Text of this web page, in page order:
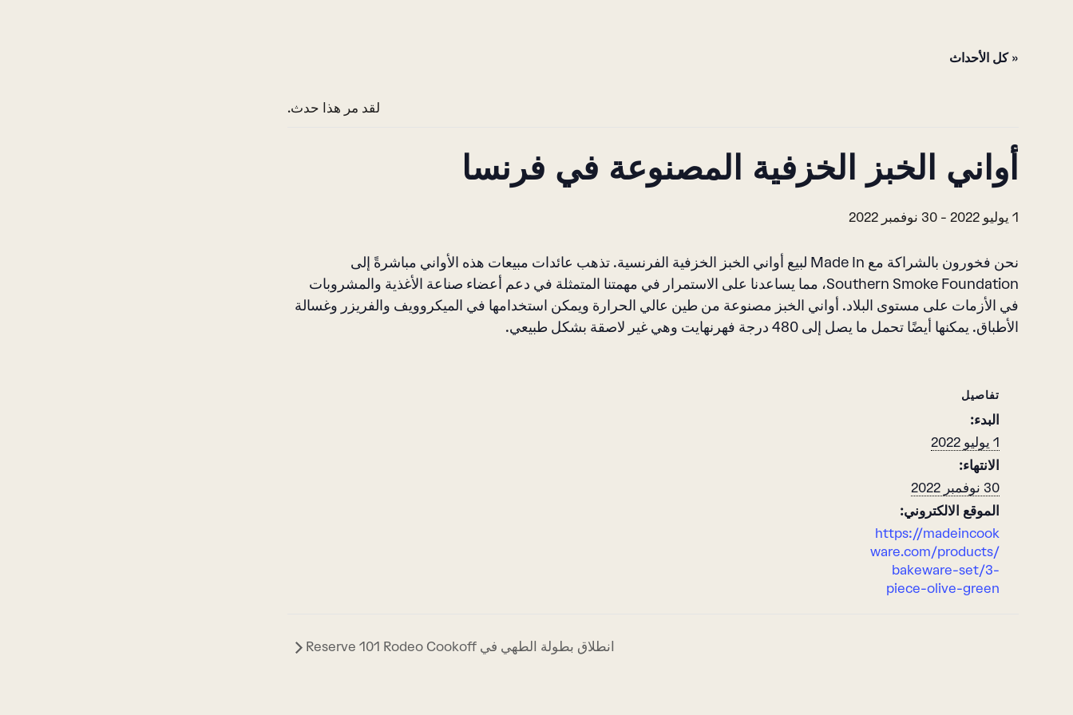
« كل الأحداث
لقد مر هذا حدث.
أواني الخبز الخزفية المصنوعة في فرنسا
1 يوليو 2022 - 30 نوفمبر 2022
نحن فخورون بالشراكة مع Made In لبيع أواني الخبز الخزفية الفرنسية. تذهب عائدات مبيعات هذه الأواني مباشرةً إلى
Southern Smoke Foundation، مما يساعدنا على الاستمرار في مهمتنا المتمثلة في دعم أعضاء صناعة الأغذية والمشروبات
في الأزمات على مستوى البلاد. أواني الخبز مصنوعة من طين عالي الحرارة ويمكن استخدامها في الميكروويف والفريزر وغسالة
الأطباق. يمكنها أيضًا تحمل ما يصل إلى 480 درجة فهرنهايت وهي غير لاصقة بشكل طبيعي.
تفاصيل
البدء:
1 يوليو 2022
الانتهاء:
30 نوفمبر 2022
الموقع الالكتروني:
https://madeincook
ware.com/products/
bakeware-set/3-
piece-olive-green
انطلاق بطولة الطهي في Reserve 101 Rodeo Cookoff